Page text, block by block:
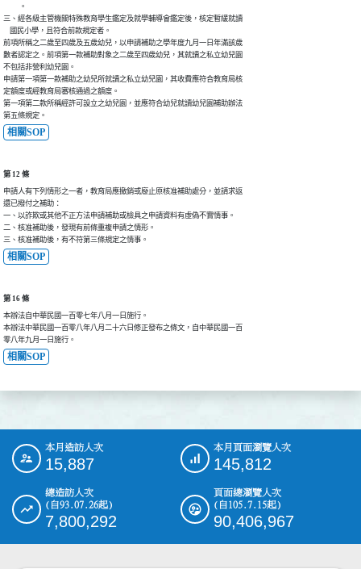
          。
三、經各級主管機關特殊教育學生鑑定及就學輔導會鑑定後，核定暫緩就讀
    國民小學，且符合前款規定者。
前項所稱之二歲至四歲及五歲幼兒，以申請補助之學年度九月一日年滿該歲
數者認定之。前項第一款補助對象之二歲至四歲幼兒，其就讀之私立幼兒園
不包括非營利幼兒園。
申請第一項第一款補助之幼兒所就讀之私立幼兒園，其收費應符合教育局核
定額度或經教育局審核通過之額度。
第一項第二款所稱經許可設立之幼兒園，並應符合幼兒就讀幼兒園補助辦法
第五條規定。
相關SOP
第 12 條
申請人有下列情形之一者，教育局應撤銷或廢止原核准補助處分，並請求返
還已撥付之補助：
一、以詐欺或其他不正方法申請補助或檢具之申請資料有虛偽不實情事。
二、核准補助後，發現有前條重複申請之情形。
三、核准補助後，有不符第三條規定之情事。
相關SOP
第 16 條
本辦法自中華民國一百零七年八月一日施行。
本辦法中華民國一百零八年八月二十六日修正發布之條文，自中華民國一百
零八年九月一日施行。
相關SOP
::: 本月造訪人次
15,887
本月頁面瀏覽人次
145,812
總造訪人次
(自93.07.26起)
7,800,292
頁面總瀏覽人次
(自105.7.15起)
90,406,967